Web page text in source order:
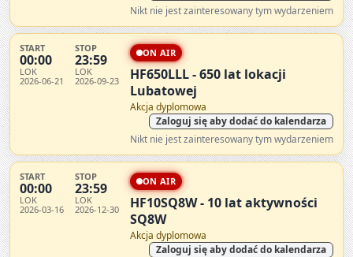
Nikt nie jest zainteresowany tym wydarzeniem
START
00:00
LOK
2026-06-21
STOP
23:59
LOK
2026-09-23
ON AIR
HF650LLL - 650 lat lokacji
Lubatowej
Akcja dyplomowa
Zaloguj się aby dodać do kalendarza
Nikt nie jest zainteresowany tym wydarzeniem
START
00:00
LOK
2026-03-16
STOP
23:59
LOK
2026-12-30
ON AIR
HF10SQ8W - 10 lat aktywności
SQ8W
Akcja dyplomowa
Zaloguj się aby dodać do kalendarza